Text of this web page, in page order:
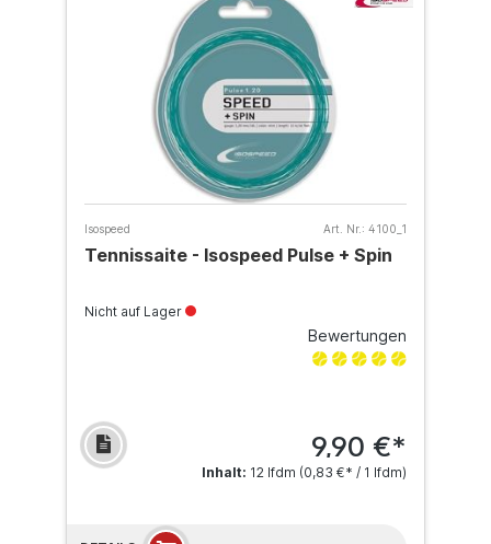
Isospeed Art. Nr.: 4100_1
Tennissaite - Isospeed Pulse + Spin
Nicht auf Lager
Bewertungen
9,90 €*
Inhalt: 12 lfdm (0,83 €* / 1 lfdm)